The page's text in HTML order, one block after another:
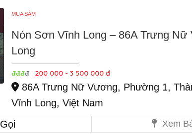
MUA SẮM
Nón Sơn Vĩnh Long – 86A Trưng
Long
đđđđ 200 000 - 3 500 000 đ
86A Trưng Nữ Vương, Phường 1,
Vĩnh Long, Việt Nam
Gọi
Xem